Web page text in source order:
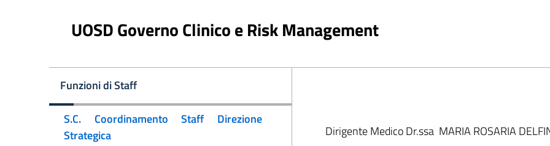
UOSD Governo Clinico e Risk Management
Funzioni di Staff
S.C. Coordinamento Staff Direzione
Strategica
Dirigente Medico Dr.ssa MARIA ROSARIA